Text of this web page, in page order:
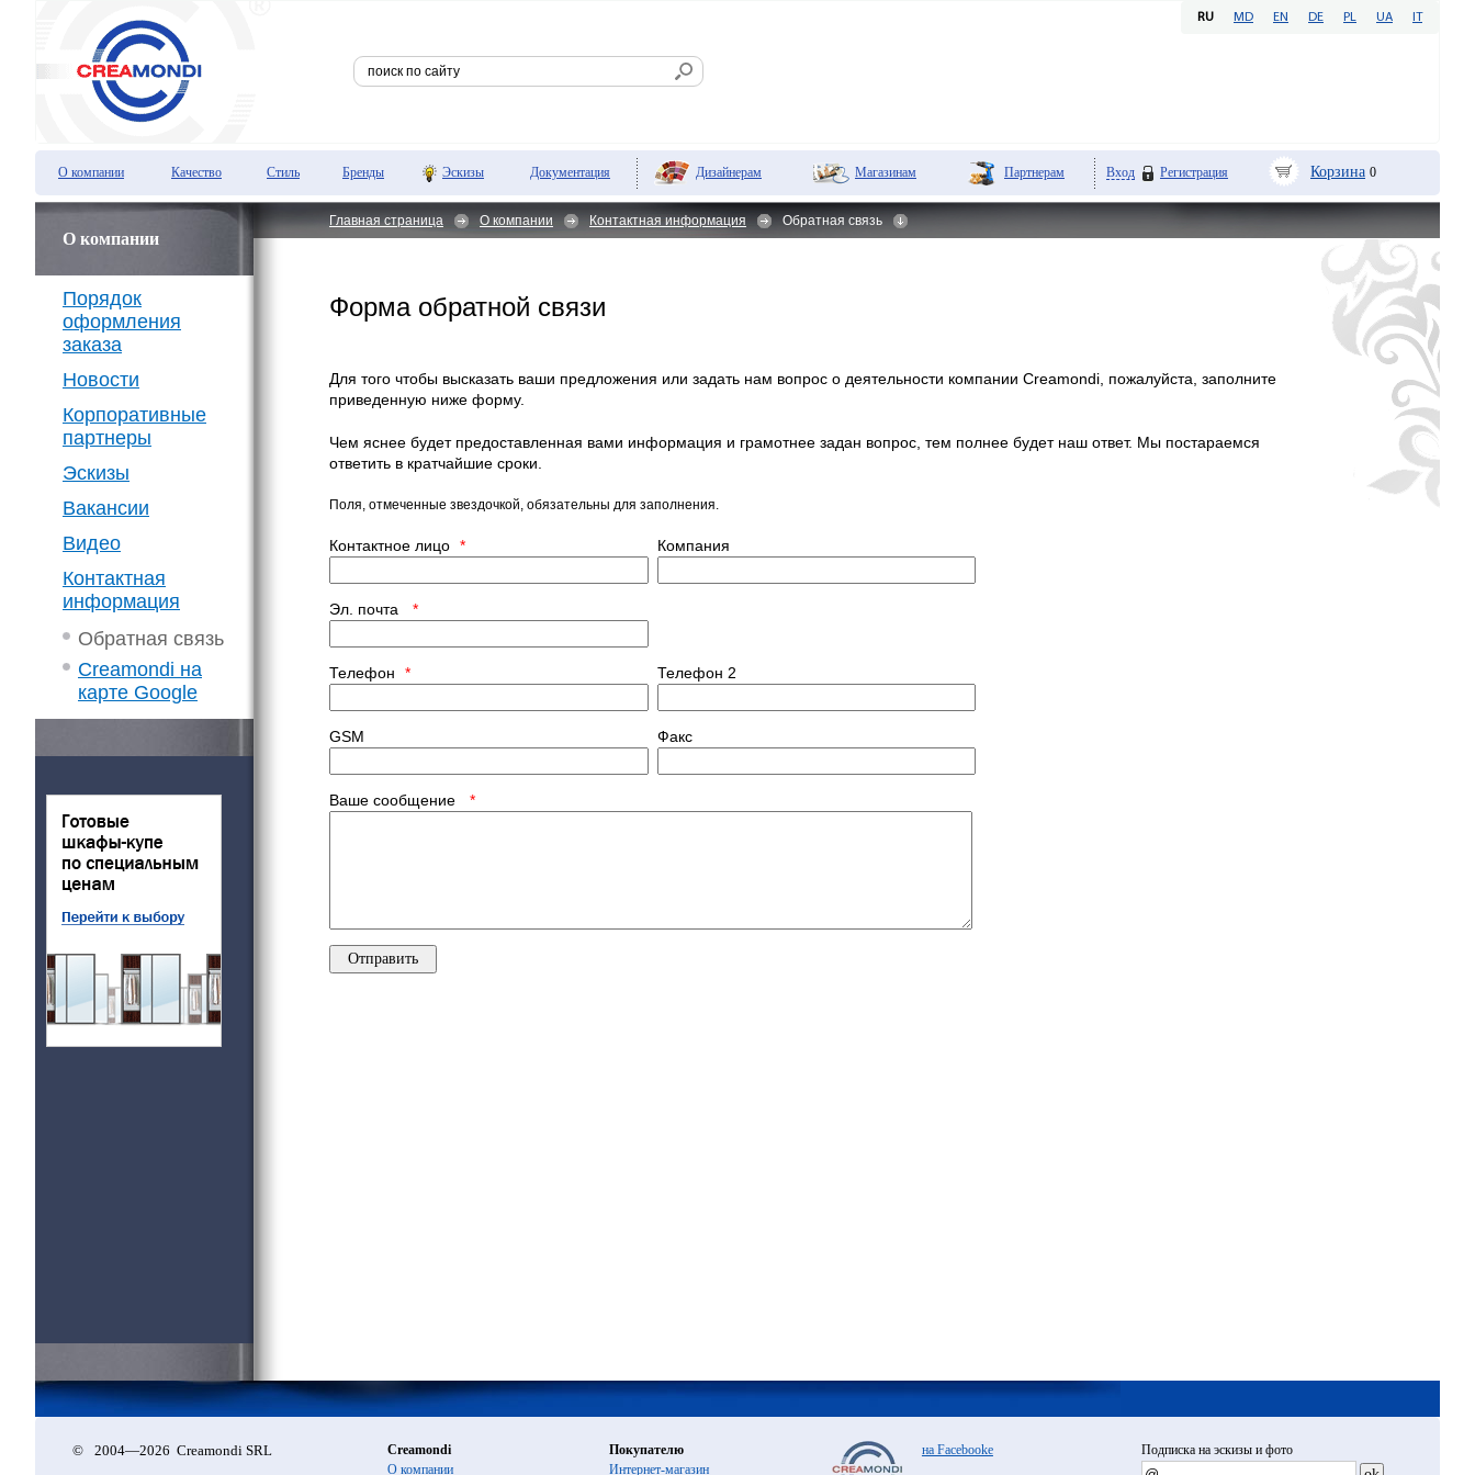
RU MD EN DE PL UA IT
О компании Качество Стиль Бренды Эскизы Документация Дизайнерам Магазинам Партнерам Вход Регистрация Корзина 0
О компании
Порядок
оформления
заказа
Новости
Корпоративные
партнеры
Эскизы
Вакансии
Видео
Контактная
информация
Обратная связь
Creamondi на
карте Google
Главная страница О компании Контактная информация Обратная связь
Форма обратной связи
Для того чтобы высказать ваши предложения или задать нам вопрос о деятельности компании Creamondi, пожалуйста, заполните
приведенную ниже форму.
Чем яснее будет предоставленная вами информация и грамотнее задан вопрос, тем полнее будет наш ответ. Мы постараемся
ответить в кратчайшие сроки.
Поля, отмеченные звездочкой, обязательны для заполнения.
Контактное лицо * Компания
Эл. почта *
Телефон * Телефон 2
GSM Факс
Ваше сообщение *
© 2004—2026 Creamondi SRL
Creamondi
О компании
Покупателю
Интернет-магазин
на Facebooke Подписка на эскизы и фото